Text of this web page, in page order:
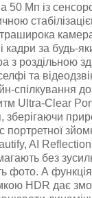
50 Мп із
кадри за будь-
з роздільною
та
спілкування
Ultra-Clear
зберігаючи
портретної
AI
без
фото. А
HDR дає